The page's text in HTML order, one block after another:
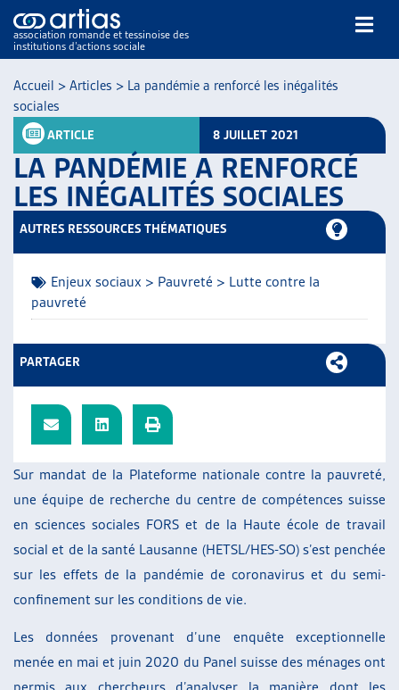
association romande et tessinoise des
institutions d’actions sociale
NOS PUBLICATIONS
VEILLE
RESSOURCES
THÉMATIQUES
GUIDE SOCIAL ROMAND
AUTRES
ARTIAS
JOURNÉES D’AUTOMNE
Accueil > Articles > La pandémie a renforcé les inégalités
sociales
ARTICLE 8 JUILLET 2021
LA PANDÉMIE A RENFORCÉ
LES INÉGALITÉS SOCIALES
Sur mandat de la Plateforme nationale contre la pauvreté,
une équipe de recherche du centre de compétences suisse
en sciences sociales FORS et de la Haute école de travail
social et de la santé Lausanne (HETSL/HES-SO) s’est penchée
sur les effets de la pandémie de coronavirus et du semi-
confinement sur les conditions de vie.
Les données provenant d’une enquête exceptionnelle
menée en mai et juin 2020 du Panel suisse des ménages ont
AUTRES RESSOURCES THÉMATIQUES
Enjeux sociaux > Pauvreté > Lutte contre la
pauvreté
PARTAGER